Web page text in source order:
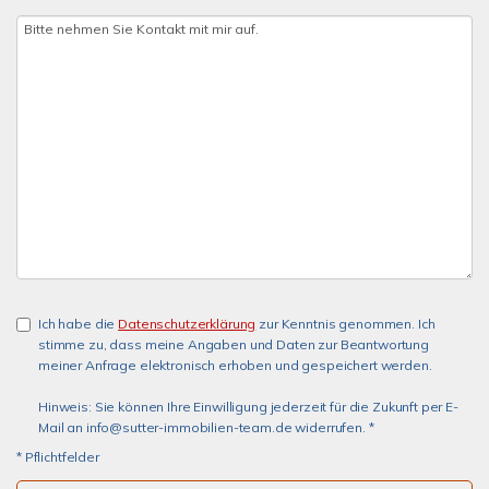
Ich habe die Datenschutzerklärung zur Kenntnis genommen. Ich
stimme zu, dass meine Angaben und Daten zur Beantwortung
meiner Anfrage elektronisch erhoben und gespeichert werden.
Hinweis: Sie können Ihre Einwilligung jederzeit für die Zukunft per E-
Mail an info@sutter-immobilien-team.de widerrufen. *
* Pflichtfelder